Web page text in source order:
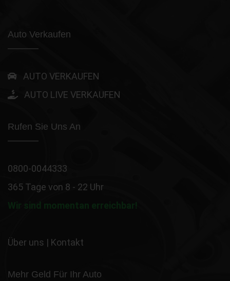
Auto Verkaufen
AUTO VERKAUFEN
AUTO LIVE VERKAUFEN
Rufen Sie Uns An
0800-0044333
365 Tage von 8 - 22 Uhr
Wir sind momentan erreichbar!
Über uns | Kontakt
Mehr Geld Für Ihr Auto